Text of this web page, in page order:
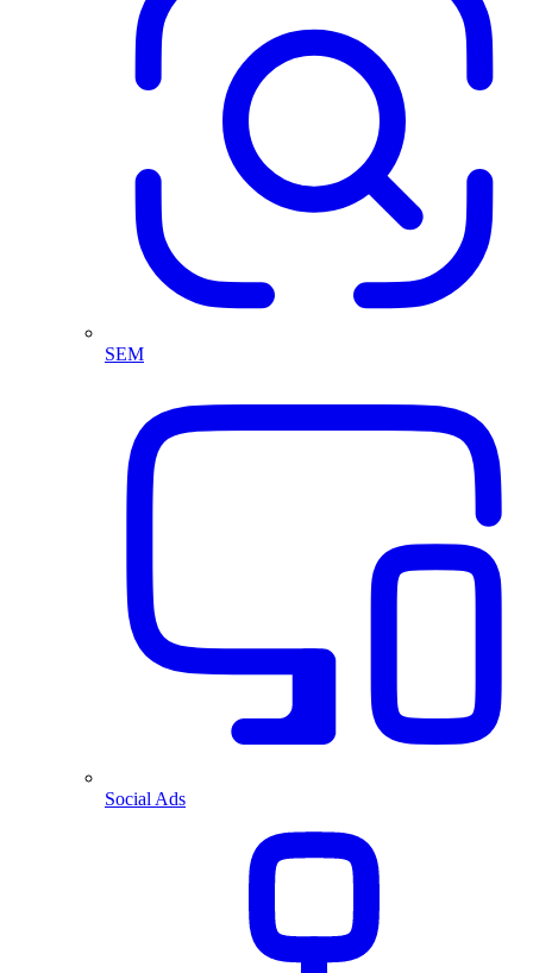
SEM
Social Ads